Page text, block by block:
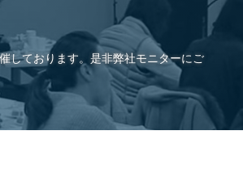
しております。是非弊社モニターにご